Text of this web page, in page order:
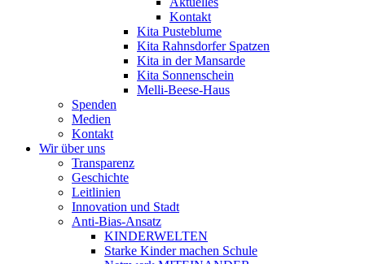
Kontakt
Kita Pusteblume
Kita Rahnsdorfer Spatzen
Kita in der Mansarde
Kita Sonnenschein
Melli-Beese-Haus
Spenden
Medien
Kontakt
Wir über uns
Transparenz
Geschichte
Leitlinien
Innovation und Stadt
Anti-Bias-Ansatz
KINDERWELTEN
Starke Kinder machen Schule